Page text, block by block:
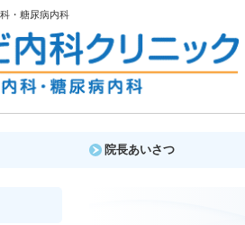
・糖尿病内科
院長あいさつ